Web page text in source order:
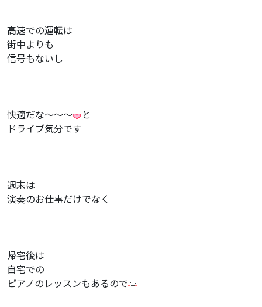
高速での運転は
街中よりも
信号もないし
快適だな〜〜〜
と
ドライブ気分です
週末は
演奏のお仕事だけでなく
帰宅後は
自宅での
ピアノのレッスンもあるので